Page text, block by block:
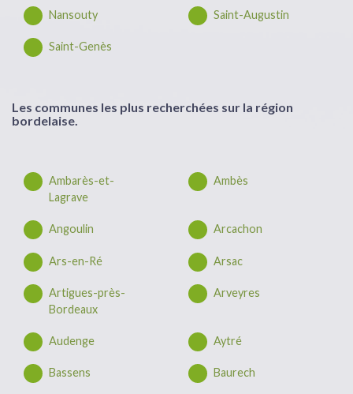
Nansouty Saint-Augustin
Saint-Genès
Les communes les plus recherchées sur la région
bordelaise.
Ambarès-et-
Lagrave
Ambès
Angoulin Arcachon
Ars-en-Ré Arsac
Artigues-près-
Bordeaux
Arveyres
Audenge Aytré
Bassens Baurech